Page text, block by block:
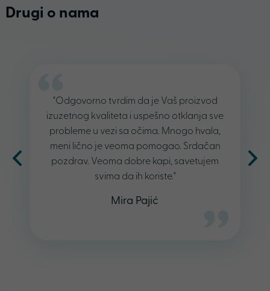
Drugi o nama
"Odgovorno tvrdim da je Vaš proizvod
izuzetnog kvaliteta i uspešno otklanja sve
probleme u vezi sa očima. Mnogo hvala,
meni lično je veoma pomogao. Srdačan
pozdrav. Veoma dobre kapi, savetujem
svima da ih koriste."
Mira Pajić